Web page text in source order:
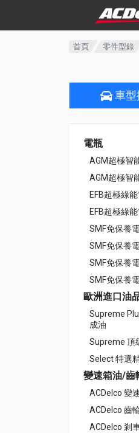
首頁 零件型錄
車
電瓶
AGM超極智
AGM超極智
EFB超極綠
EFB超極綠
SMF免保養
SMF免保養
SMF免保養
SMF免保養
歐洲進口油
Supreme
成油
Supreme 頂
Select 特選
變速箱油/齒
ACDelco 變
ACDelco 齒
ACDelco 剎